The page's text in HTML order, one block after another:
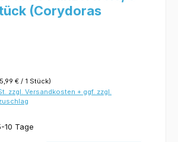
(Corydoras
€ / 1 Stück)
zzgl. Versandkosten + ggf. zzgl.
10 Tage